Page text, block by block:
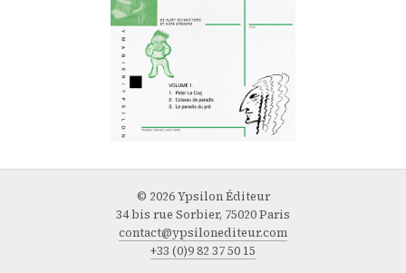
© 2026 Ypsilon Éditeur
34 bis rue Sorbier, 75020 Paris
contact@ypsilonediteur.com
+33 (0)9 82 37 50 15